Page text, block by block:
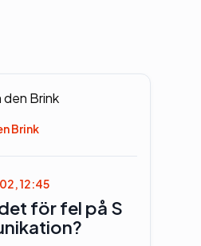
Brink
12:45
för fel på S